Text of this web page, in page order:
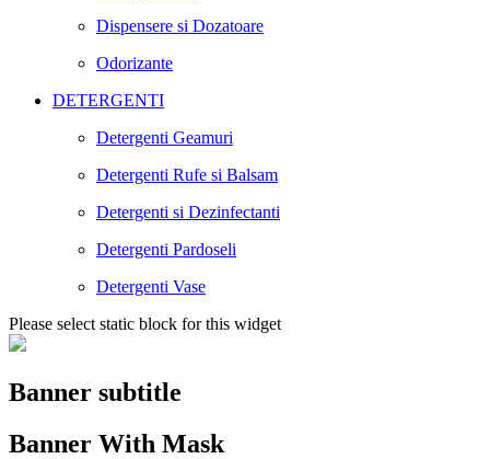
Dispensere si Dozatoare
Odorizante
DETERGENTI
Detergenti Geamuri
Detergenti Rufe si Balsam
Detergenti si Dezinfectanti
Detergenti Pardoseli
Detergenti Vase
Please select static block for this widget
Banner subtitle
Banner With Mask